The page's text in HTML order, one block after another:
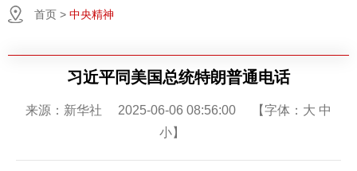
首页 > 中央精神
习近平同美国总统特朗普通电话
来源：新华社 2025-06-06 08:56:00 【字体： 大 中
小】